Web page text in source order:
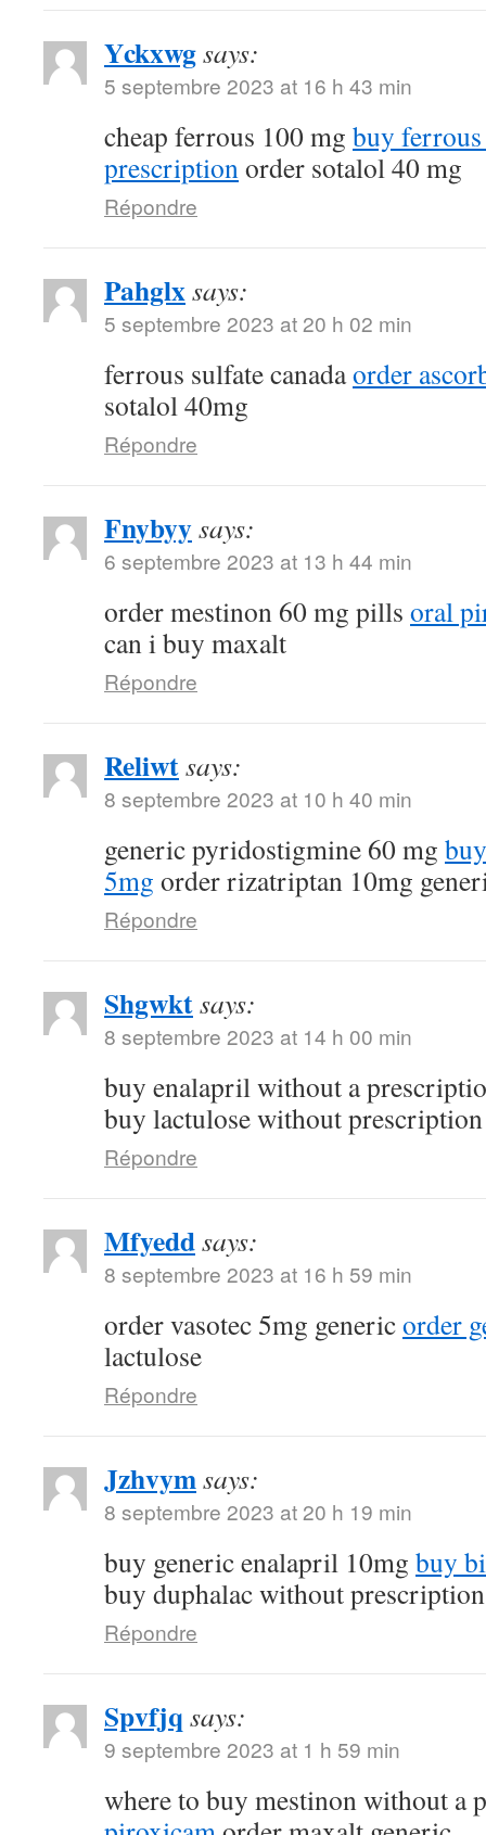
Yckxwgsays:
5 septembre 2023 at 16 h 43 min
cheap ferrous 100 mg buy
prescriptionorder sotalol 40 mg
Répondre
Pahglxsays:
5 septembre 2023 at 20 h 02 min
ferrous sulfate canadaorder
sotalol 40mg
Répondre
Fnybyysays:
6 septembre 2023 at 13 h 44 min
order mestinon 60 mg pills oral
can i buy maxalt
Répondre
Reliwtsays:
8 septembre 2023 at 10 h 40 min
generic pyridostigmine 60 mg
5mg order rizatriptan 10mg
Répondre
Shgwktsays:
8 septembre 2023 at 14 h 00 min
buy enalapril without a
buy lactulose without prescription
Répondre
Mfyeddsays:
8 septembre 2023 at 16 h 59 min
order vasotec 5mg genericorder
lactulose
Répondre
Jzhvymsays:
8 septembre 2023 at 20 h 19 min
buy generic enalapril 10mg buy
buy duphalac without prescription
Répondre
Spvfjq says:
9 septembre 2023 at 1 h 59 min
where to buy mestinon without a